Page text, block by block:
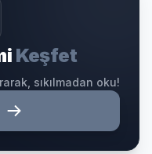
Keşfet
sıkılmadan oku!